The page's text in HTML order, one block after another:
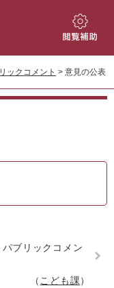
閲
補
ックコメント > 意見の公表
ブリックコメン
こども課